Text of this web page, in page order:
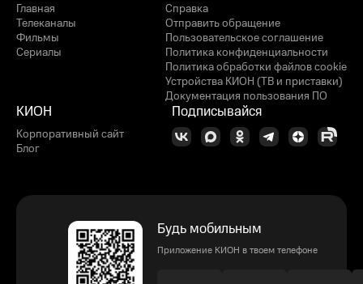
Главная
Телеканалы
Фильмы
Сериалы
Справка
Отправить обращение
Пользовательское соглашение
Политика конфиденциальности
Политика обработки файлов cookie
Устройства КИОН (ТВ и приставки)
Документация пользования ПО
КИОН
Корпоративный сайт
Блог
Подписывайся
Будь мобильным
Приложение КИОН в твоем телефоне